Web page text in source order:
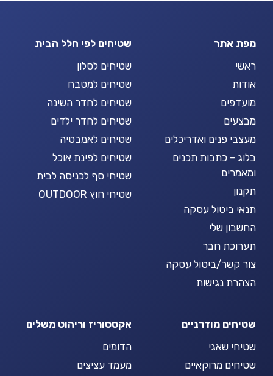
מפת אתר
ראשי
אודות
מועדפים
מבצעים
מעצבי פנים ואדריכלים
בלוג – כתבות תכנים
ומאמרים
תקנון
תנאי ביטול עסקה
החשבון שלי
תערוכת חבר
צור קשר/ביטול עסקה
הצהרת נגישות
שטיחים לפי חלל הבית
שטיחים לסלון
שטיחים למטבח
שטיחים לחדר השינה
שטיחים לחדר ילדים
שטיחים לאמבטיה
שטיחים לפינת אוכל
שטיחי סף לכניסה לבית
שטיחי חוץ OUTDOOR
שטיחים מודרניים
שטיחי שאגי
שטיחים מרוקאיים
אקססוריז וריהוט משלים
הדומים
מעמד עציצים